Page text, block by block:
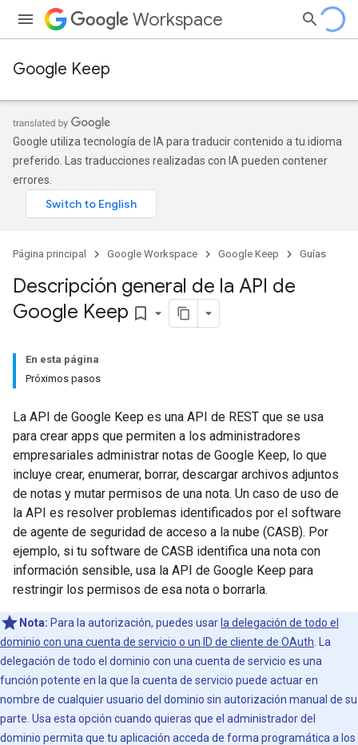
Workspace
Google Keep
Google utiliza tecnología de IA para traducir contenido a tu idioma
preferido. Las traducciones realizadas con IA pueden contener
errores.
Página principal Google Workspace Google Keep Guías
Descripción general de la API de
Google Keep bookmark_border
En esta página
Próximos pasos
La API de Google Keep es una API de REST que se usa
para crear apps que permiten a los administradores
empresariales administrar notas de Google Keep, lo que
incluye crear, enumerar, borrar, descargar archivos adjuntos
de notas y mutar permisos de una nota. Un caso de uso de
la API es resolver problemas identificados por el software
de agente de seguridad de acceso a la nube (CASB). Por
ejemplo, si tu software de CASB identifica una nota con
información sensible, usa la API de Google Keep para
restringir los permisos de esa nota o borrarla.
Nota: Para la autorización, puedes usar la delegación de todo el
dominio con una cuenta de servicio o un ID de cliente de OAuth . La
delegación de todo el dominio con una cuenta de servicio es una
función potente en la que la cuenta de servicio puede actuar en
nombre de cualquier usuario del dominio sin autorización manual de su
parte. Usa esta opción cuando quieras que el administrador del
dominio permita que tu aplicación acceda de forma programática a los